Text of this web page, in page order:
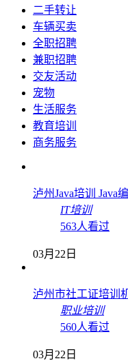
二手转让
车辆买卖
全职招聘
兼职招聘
交友活动
宠物
生活服务
教育培训
商务服务
泸州Java培训 Java
IT培训
563人看过
03月22日
泸州市社工证培训
职业培训
560人看过
03月22日